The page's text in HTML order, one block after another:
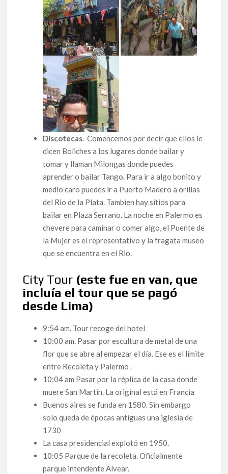
Discotecas. Comencemos por decir que ellos le
dicen Boliches a los lugares donde bailar y
tomar y llaman Milongas donde puedes
aprender o bailar Tango. Para ir a algo bonito y
medio caro puedes ir a Puerto Madero a orillas
del Rio de la Plata. Tambien hay sitios para
bailar en Plaza Serrano. La noche en Palermo es
chevere para caminar o comer algo, el Puente de
la Mujer es el representativo y la fragata museo
que se encuentra en el Rio.
City Tour (este fue en van, que
incluía el tour que se pagó
desde Lima)
9:54 am. Tour recoge del hotel
10:00 am. Pasar por escultura de metal de una
flor que se abre al empezar el día. Ese es el límite
entre Recoleta y Palermo .
10:04 am Pasar por la réplica de la casa donde
muere San Martín. La original está en Francia
Buenos aires se funda en 1580. Sin embargo
solo queda de épocas antiguas una iglesia de
1730
La casa presidencial explotó en 1950.
10:05 Parque de la recoleta. Oficialmente
parque intendente Alvear.